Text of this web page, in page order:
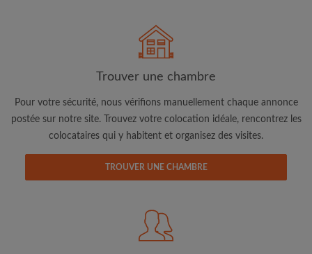
Trouver une chambre
Pour votre sécurité, nous vérifions manuellement chaque annonce
postée sur notre site. Trouvez votre colocation idéale, rencontrez les
colocataires qui y habitent et organisez des visites.
TROUVER UNE CHAMBRE